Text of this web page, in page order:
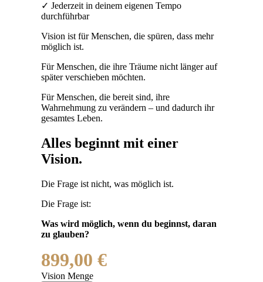
✓ Jederzeit in deinem eigenen Tempo
durchführbar
Vision ist für Menschen, die spüren, dass mehr
möglich ist.
Für Menschen, die ihre Träume nicht länger auf
später verschieben möchten.
Für Menschen, die bereit sind, ihre
Wahrnehmung zu verändern – und dadurch ihr
gesamtes Leben.
Alles beginnt mit einer
Vision.
Die Frage ist nicht, was möglich ist.
Die Frage ist:
Was wird möglich, wenn du beginnst, daran
zu glauben?
899,00 €
Vision Menge